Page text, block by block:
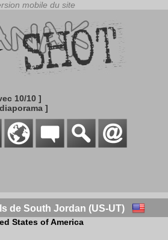
10/10 ]
]
de South Jordan (US-UT)
States of America